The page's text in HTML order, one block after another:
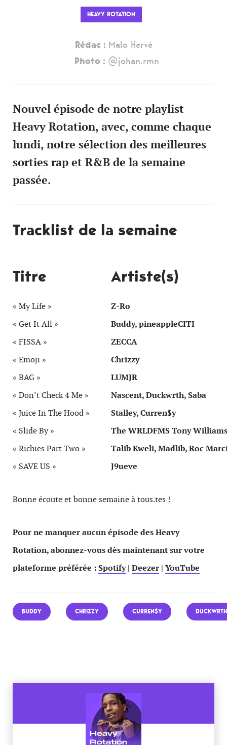
HEAVY ROTATION
Rédac : Malo Hervé
Photo : @johan.rmn
Nouvel épisode de notre playlist
Heavy Rotation, avec, comme chaque
lundi, notre sélection des meilleures
sorties rap et R&B de la semaine
passée.
Tracklist de la semaine
Titre Artiste(s)
« My Life »
Z-Ro
« Get It All »
Buddy, pineappleCITI
« FISSA »
ZECCA
« Emoji »
Chrizzy
« BAG »
LUMJR
« Don’t Check 4 Me »
Nascent, Duckwrth, Saba
« Juice In The Hood »
Stalley, Curren$y
« Slide By »
The WRLDFMS Tony Williams
« Richies Part Two »
Talib Kweli, Madlib, Roc
« SAVE US »
J9ueve
Bonne écoute et bonne semaine à tous.tes !
Pour ne manquer aucun épisode des Heavy
Rotation, abonnez-vous dès maintenant sur votre
plateforme préférée :Spotify| Deezer | YouTube
BUDDY CHRIZZY CURREN$Y DUCKWRTH